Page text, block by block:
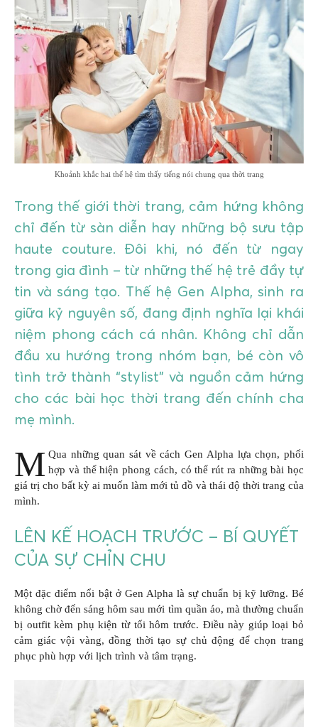
GIÁO DỤC
KỲ NGHỈ & ĐIỂM ĐẾN
QUÀ TẶNG & SỰ KIỆN
LIÊN HỆ
Khoảnh khắc hai thế hệ tìm thấy tiếng nói chung qua thời trang
Trong thế giới thời trang, cảm hứng không
chỉ đến từ sàn diễn hay những bộ sưu tập
haute couture. Đôi khi, nó đến từ ngay
trong gia đình – từ những thế hệ trẻ đầy tự
tin và sáng tạo. Thế hệ Gen Alpha, sinh ra
giữa kỷ nguyên số, đang định nghĩa lại khái
niệm phong cách cá nhân. Không chỉ dẫn
đầu xu hướng trong nhóm bạn, bé còn vô
tình trở thành “stylist” và nguồn cảm hứng
cho các bài học thời trang đến chính cha
mẹ mình.
M Qua những quan sát về cách Gen Alpha lựa chọn, phối
hợp và thể hiện phong cách, có thể rút ra những bài học
giá trị cho bất kỳ ai muốn làm mới tủ đồ và thái độ thời trang của
mình.
LÊN KẾ HOẠCH TRƯỚC – BÍ QUYẾT
CỦA SỰ CHỈN CHU
Một đặc điểm nổi bật ở Gen Alpha là sự chuẩn bị kỹ lưỡng. Bé
không chờ đến sáng hôm sau mới tìm quần áo, mà thường chuẩn
bị outfit kèm phụ kiện từ tối hôm trước. Điều này giúp loại bỏ
cảm giác vội vàng, đồng thời tạo sự chủ động để chọn trang
phục phù hợp với lịch trình và tâm trạng.